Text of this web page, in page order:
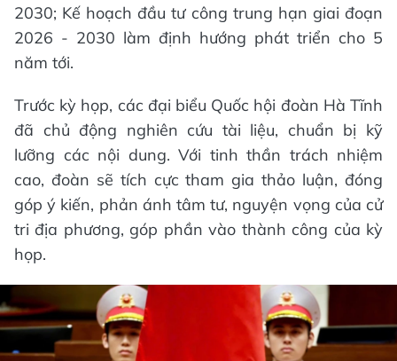
2030; Kế hoạch đầu tư công trung hạn giai đoạn
2026 - 2030 làm định hướng phát triển cho 5
năm tới.
Trước kỳ họp, các đại biểu Quốc hội đoàn Hà Tĩnh
đã chủ động nghiên cứu tài liệu, chuẩn bị kỹ
lưỡng các nội dung. Với tinh thần trách nhiệm
cao, đoàn sẽ tích cực tham gia thảo luận, đóng
góp ý kiến, phản ánh tâm tư, nguyện vọng của cử
tri địa phương, góp phần vào thành công của kỳ
họp.